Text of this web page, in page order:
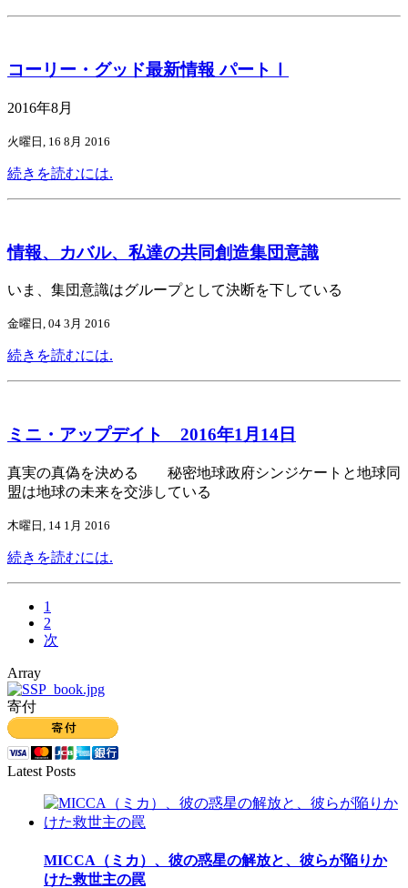
コーリー・グッド最新情報 パートⅠ
2016年8月
火曜日, 16 8月 2016
続きを読むには.
情報、カバル、私達の共同創造集団意識
いま、集団意識はグループとして決断を下している
金曜日, 04 3月 2016
続きを読むには.
ミニ・アップデイト 2016年1月14日
真実の真偽を決める 秘密地球政府シンジケートと地球同
盟は地球の未来を交渉している
木曜日, 14 1月 2016
続きを読むには.
1
2
次
Array
寄付
Latest Posts
MICCA（ミカ）、彼の惑星の解放と、彼らが陥りか
けた救世主の罠